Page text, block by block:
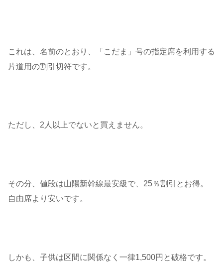
これは、名前のとおり、「こだま」号の指定席を利用する
片道用の割引切符です。
ただし、2人以上でないと買えません。
その分、値段は山陽新幹線最安級で、25％割引とお得。
自由席より安いです。
しかも、子供は区間に関係なく一律1,500円と破格です。